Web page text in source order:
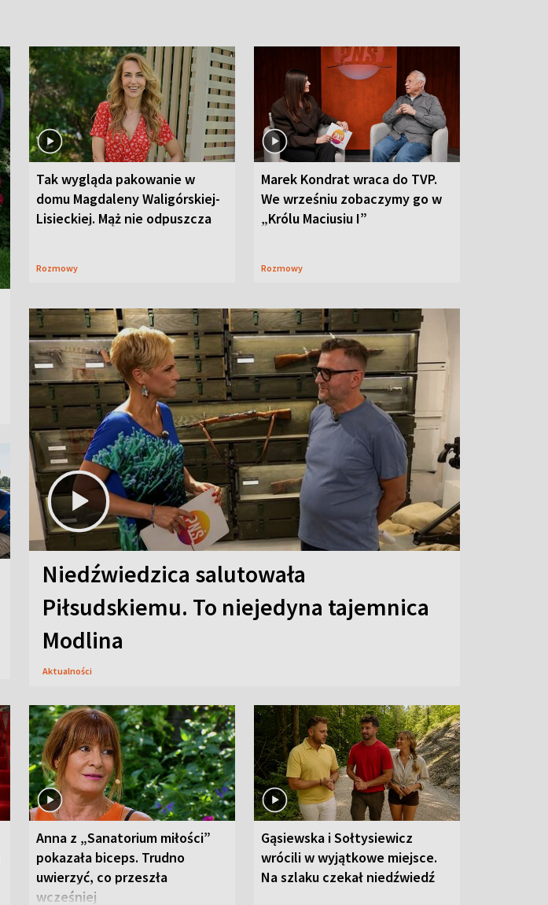
Tak wygląda pakowanie w
domu Magdaleny Waligórskiej-
Lisieckiej. Mąż nie odpuszcza
Rozmowy
Marek Kondrat wraca do TVP.
We wrześniu zobaczymy go w
„Królu Maciusiu I”
Rozmowy
Niedźwiedzica salutowała
Piłsudskiemu. To niejedyna tajemnica
Modlina
Aktualności
Anna z „Sanatorium miłości”
pokazała biceps. Trudno
uwierzyć, co przeszła
wcześniej
Gąsiewska i Sołtysiewicz
wrócili w wyjątkowe miejsce.
Na szlaku czekał niedźwiedź